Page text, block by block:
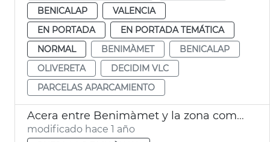
BENICALAP
VALENCIA
EN PORTADA
EN PORTADA TEMÁTICA
NORMAL
BENIMÀMET
BENICALAP
OLIVERETA
DECIDIM VLC
PARCELAS APARCAMIENTO
Acera entre Benimàmet y la zona comercial de Burjassot
modificado hace 1 año